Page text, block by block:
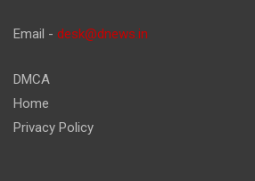
Email - desk@dnews.in
DMCA
Home
Privacy Policy